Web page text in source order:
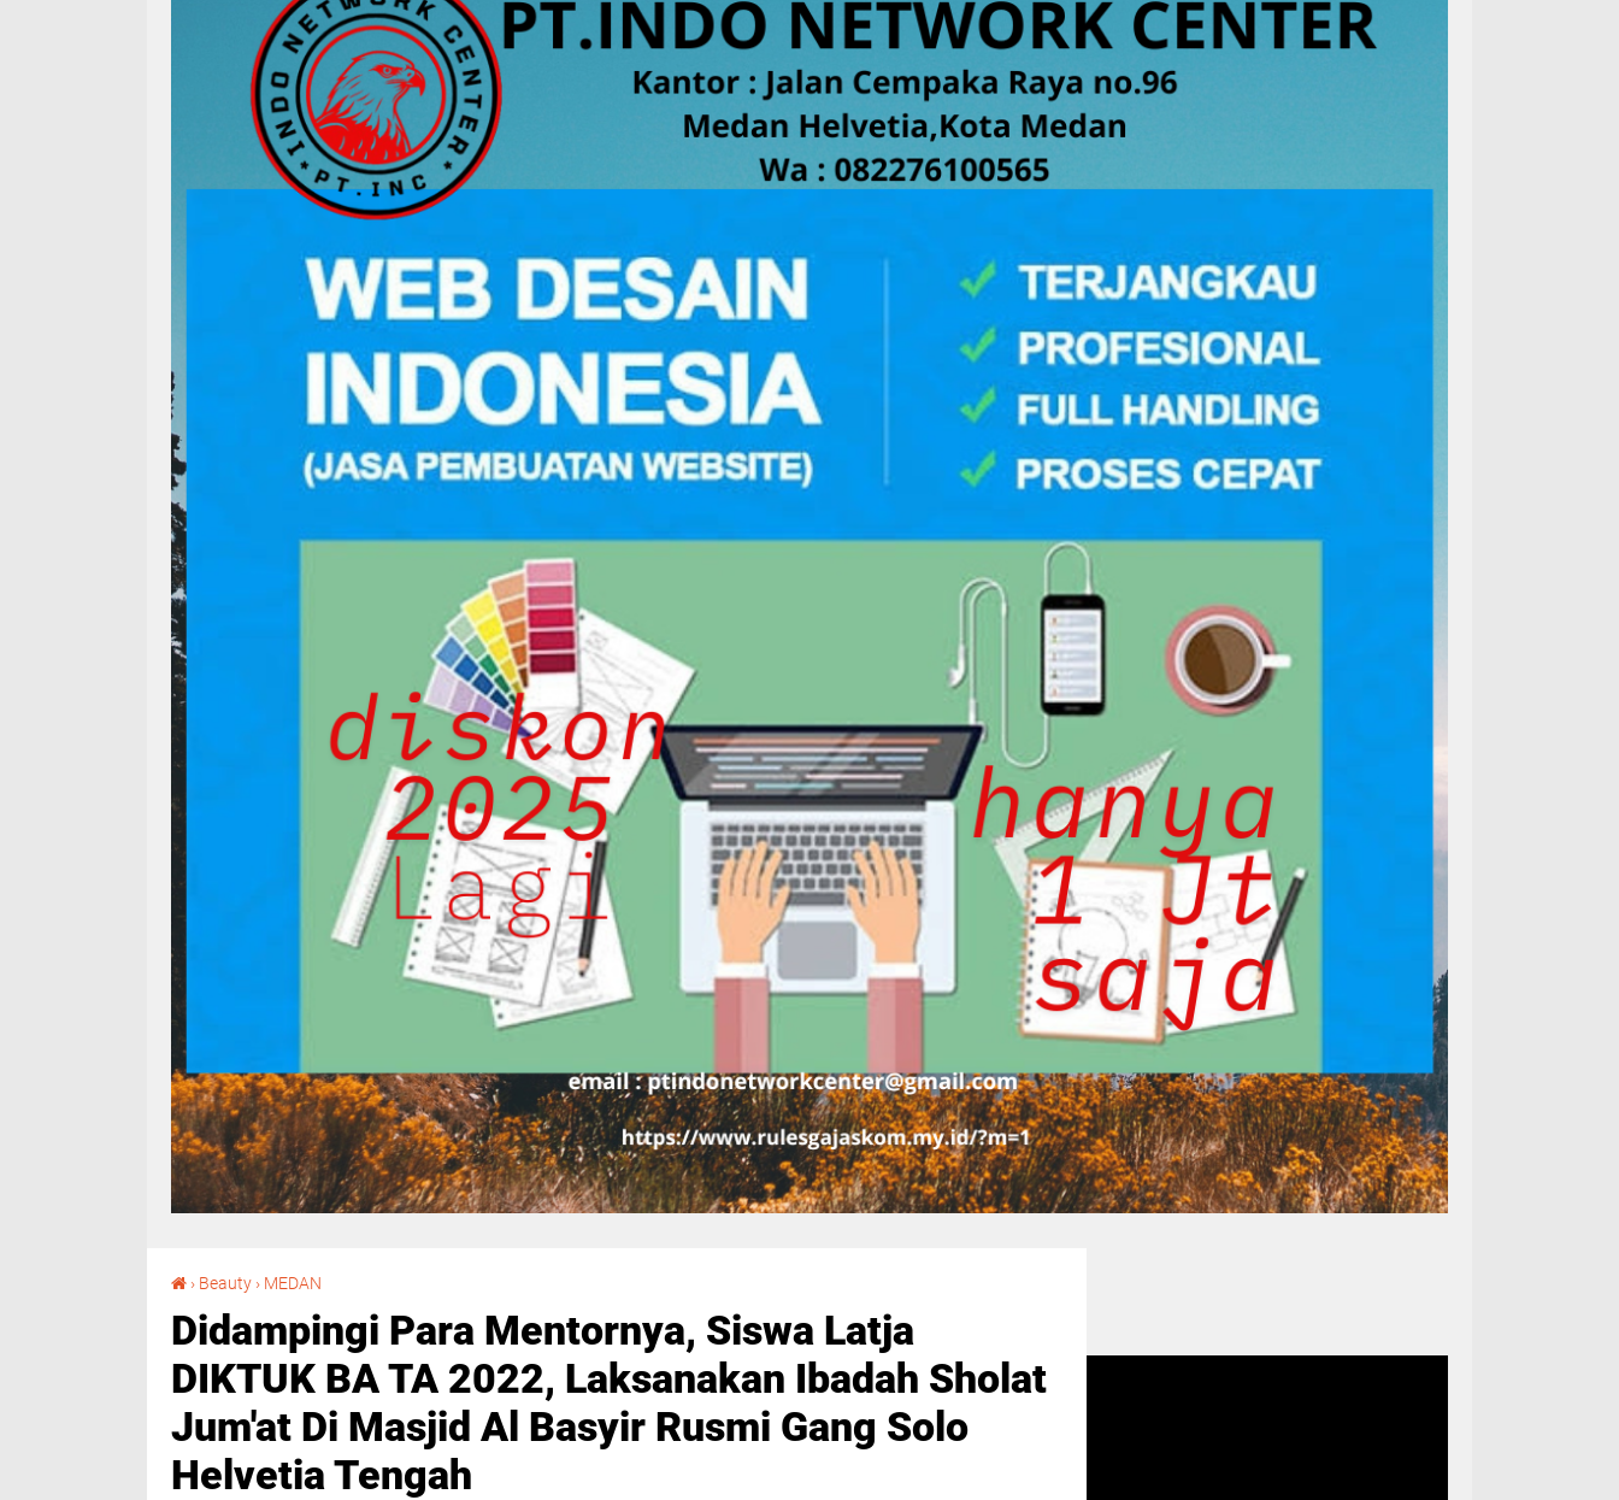
› Beauty › MEDAN
Didampingi Para Mentornya, Siswa Latja
DIKTUK BA TA 2022, Laksanakan Ibadah Sholat
Jum'at Di Masjid Al Basyir Rusmi Gang Solo
Helvetia Tengah